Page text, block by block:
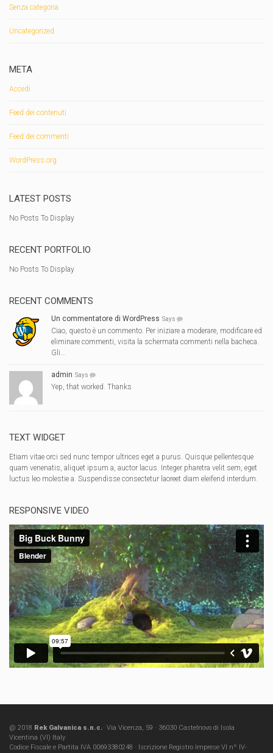
Senza categoria
Uncategorized
META
Accedi
Feed dei contenuti
Feed dei commenti
WordPress.org
LATEST POSTS
No Posts To Display
RECENT PORTFOLIO
No Posts To Display
RECENT COMMENTS
Un commentatore di WordPress Says
Ciao, questo è un commento. Per iniziare a moderare, modificare ed
eliminare commenti, visita la schermata commenti nella bacheca.
Gli…
admin Says
Yep, that worked. Thanks
TEXT WIDGET
Etiam vitae orci sed nunc tempor ultrices eget a purus. Quisque pellentesque
quam venenatis, aliquet ipsum a, auctor lacus. Integer pharetra velit sem, eget
luctus leo molestie a. Suspendisse consectetur laoreet diam eleifend interdum.
RESPONSIVE VIDEO
@ 2018 Rek Galvanica s.n.c.· Via Vicenza, 59 · 36030 Castelnovo di Isola
Vicentina (VI) Italy
Codice Fiscale e Partita IVA 00693380248 · Iscrizione Registro Imprese VI nº IV-